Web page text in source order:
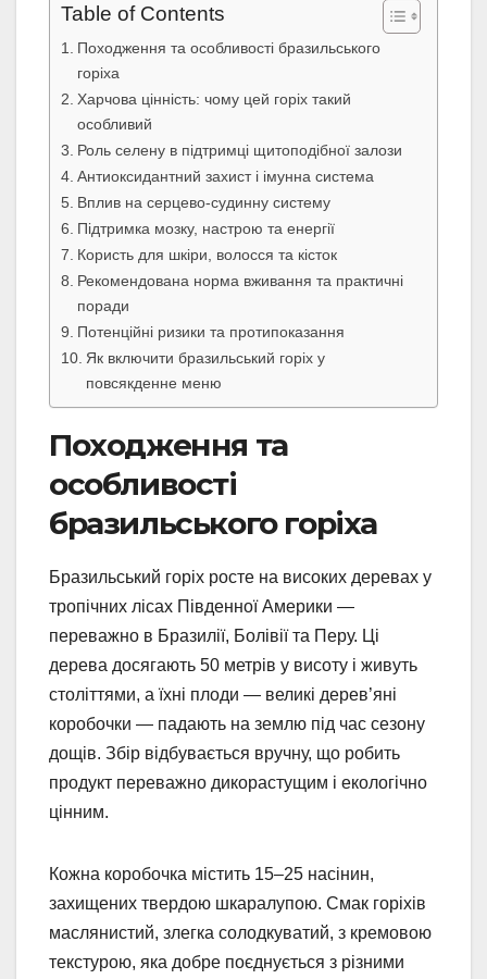
Table of Contents
Походження та особливості бразильського
горіха
Харчова цінність: чому цей горіх такий
особливий
Роль селену в підтримці щитоподібної залози
Антиоксидантний захист і імунна система
Вплив на серцево-судинну систему
Підтримка мозку, настрою та енергії
Користь для шкіри, волосся та кісток
Рекомендована норма вживання та практичні
поради
Потенційні ризики та протипоказання
Як включити бразильський горіх у
повсякденне меню
Походження та
особливості
бразильського горіха
Бразильський горіх росте на високих деревах у
тропічних лісах Південної Америки —
переважно в Бразилії, Болівії та Перу. Ці
дерева досягають 50 метрів у висоту і живуть
століттями, а їхні плоди — великі дерев’яні
коробочки — падають на землю під час сезону
дощів. Збір відбувається вручну, що робить
продукт переважно дикорастущим і екологічно
цінним.
Кожна коробочка містить 15–25 насінин,
захищених твердою шкаралупою. Смак горіхів
маслянистий, злегка солодкуватий, з кремовою
текстурою, яка добре поєднується з різними